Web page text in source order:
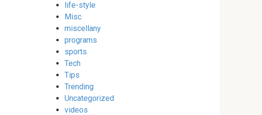
life-style
Misc
miscellany
programs
sports
Tech
Tips
Trending
Uncategorized
videos